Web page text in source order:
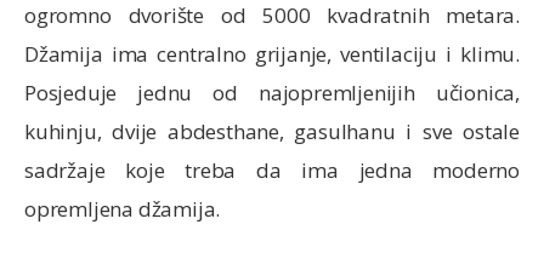
ogromno dvorište od 5000 kvadratnih metara.
Džamija ima centralno grijanje, ventilaciju i klimu.
Posjeduje jednu od najopremljenijih učionica,
kuhinju, dvije abdesthane, gasulhanu i sve ostale
sadržaje koje treba da ima jedna moderno
opremljena džamija.